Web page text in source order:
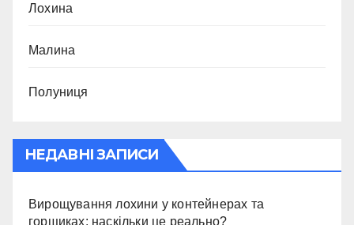
Лохина
Малина
Полуниця
НЕДАВНІ ЗАПИСИ
Вирощування лохини у контейнерах та
горщиках: наскільки це реально?